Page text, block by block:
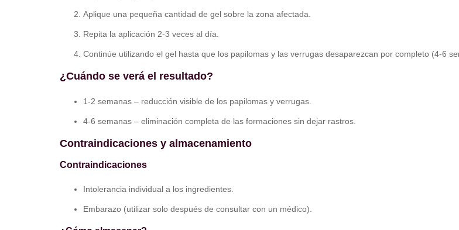
Aplique una pequeña cantidad de gel sobre la zona afectada.
Repita la aplicación 2-3 veces al día.
Continúe utilizando el gel hasta que los papilomas y las verrugas desaparezcan por completo (4-6
¿Cuándo se verá el resultado?
1-2 semanas – reducción visible de los papilomas y verrugas.
4-6 semanas – eliminación completa de las formaciones sin dejar rastros.
Contraindicaciones y almacenamiento
Contraindicaciones
Intolerancia individual a los ingredientes.
Embarazo (utilizar solo después de consultar con un médico).